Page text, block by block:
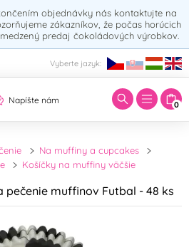
objednávky nás kontaktujte na
zákazníkov, že počas horúcich
predaj čokoládových výrobkov.
Vyberte jazyk:
Napíšte nám 0
Na muffiny a cupcakes
Košíčky na muffiny väčšie
pečenie muffinov Futbal - 48 ks